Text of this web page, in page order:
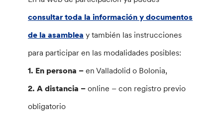
consultar toda la información y documentos
de la asamblea y también las instrucciones
para participar en las modalidades posibles:
1. En persona –en Valladolid o Bolonia,
2. A distancia –online – con registro previo
obligatorio